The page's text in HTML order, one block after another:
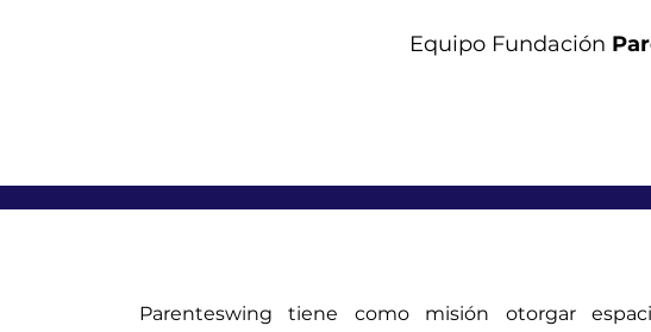
Equipo Fundación
Parenteswing tiene como misión otorgar